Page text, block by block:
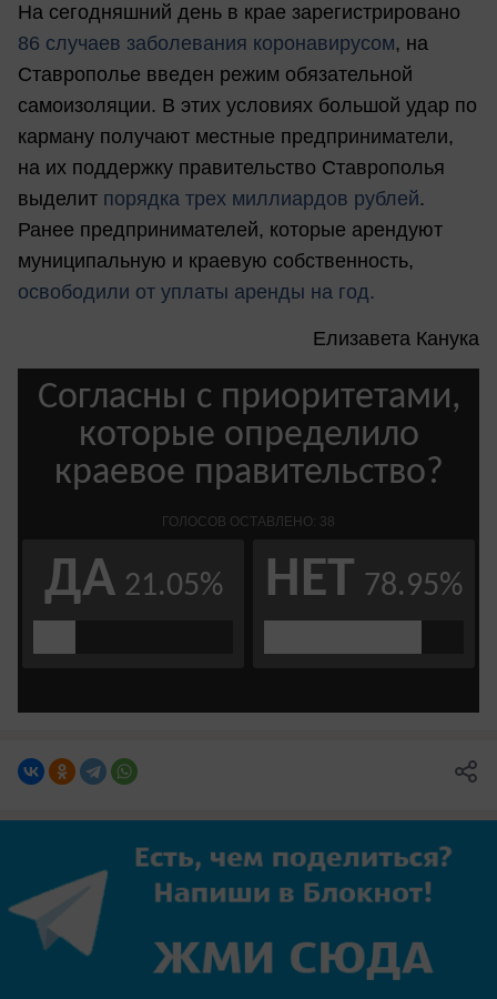
На сегодняшний день в крае зарегистрировано
86 случаев заболевания коронавирусом, на
Ставрополье введен режим обязательной
самоизоляции. В этих условиях большой удар по
карману получают местные предприниматели,
на их поддержку правительство Ставрополья
выделит порядка трех миллиардов рублей.
Ранее предпринимателей, которые арендуют
муниципальную и краевую собственность,
освободили от уплаты аренды на год.
Елизавета Канука